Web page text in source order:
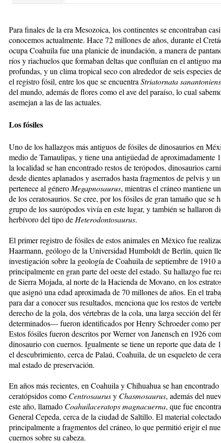
Para finales de la era Mesozoica, los continentes se encontraban
conocemos actualmente. Hace 72 millones de años, durante el
ocupa Coahuila fue una planicie de inundación, a manera de
ríos y riachuelos que formaban deltas que confluían en el antiguo
profundas, y un clima tropical seco con alrededor de seis especies
el registro fósil, entre los que se encuentra Striatornata
del mundo, además de flores como el ave del paraíso, lo cual
asemejan a las de las actuales.
Los fósiles
Uno de los hallazgos más antiguos de fósiles de dinosaurios en
medio de Tamaulipas, y tiene una antigüedad de aproximadamente
la localidad se han encontrado restos de terópodos, dinosaurios
desde dientes aplanados y aserrados hasta fragmentos de pelvis y
pertenece al género Megapnosaurus, mientras el cráneo mantiene
de los ceratosaurios. Se cree, por los fósiles de gran tamaño que se
grupo de los saurópodos vivía en este lugar, y también se hallaron
herbívoro del tipo de Heterodontosaurus.
El primer registro de fósiles de estos animales en México fue
Haarmann, geólogo de la Universidad Humboldt de Berlín, quien
investigación sobre la geología de Coahuila de septiembre de 1910
principalmente en gran parte del oeste del estado. Su hallazgo fue
de Sierra Mojada, al norte de la Hacienda de Movano, en los
que asignó una edad aproximada de 70 millones de años. En el
para dar a conocer sus resultados, menciona que los restos de
derecho de la gola, dos vértebras de la cola, una larga sección del
determinados— fueron identificados por Henry Schroeder como
Estos fósiles fueron descritos por Werner von Janensch en 1926
dinosaurio con cuernos. Igualmente se tiene un reporte que data de
el descubrimiento, cerca de Palaú, Coahuila, de un esqueleto de
mal estado de preservación.
En años más recientes, en Coahuila y Chihuahua se han
ceratópsidos como Centrosaurusy Chasmosaurus, además del
este año, llamado Coahuilaceratops magnacuerna, que fue
General Cepeda, cerca de la ciudad de Saltillo. El material
principalmente a fragmentos del cráneo, lo que permitió erigir el
cuernos sobre su cabeza.